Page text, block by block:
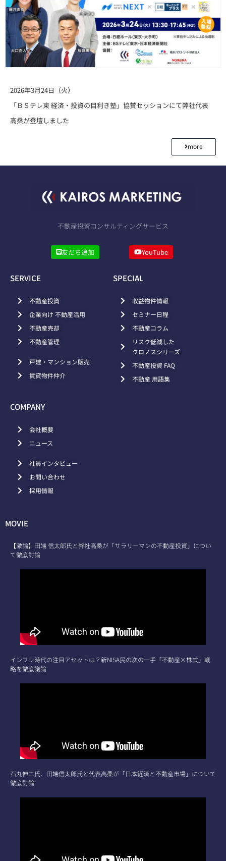
2026年3月24日（火）
「ＢＳテレ東 経済・投資の目利き塾」協賛セッションにて弊社代表
高桑が登壇しました
more
不動産投資コンサルティングサービス
友だち追加 YouTube
SERVICE
不動産投資
企業向け 不動産活用
不動産売却
不動産管理
戸建・マンション販売
賃貸物件仲介
SPECIAL
収益物件情報
セミナー日程
不動産コラム
リスク低減した
クロノスシリーズ
不動産投資 FAQ
不動産 用語集
COMPANY
会社概要
ニュース
社員インタビュー
お問い合わせ
採用情報
MOVIE
【激論】田端 信太郎氏と弊社高桑が「サラリーマンの不動産投資」につい
て徹底討論
インフレ時代の注目アセットは？新NISA民の次の一手「不動産×株式」戦
略を徹底議論
石丸伸二氏、田端信太郎氏と代表高桑が「日本経済と不動産市場」について
徹底討論